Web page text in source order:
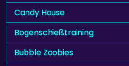
Candy House
Bogenschießtraining
Bubble Zoobies